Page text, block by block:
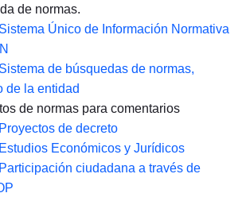
de normas.
Único de Información Normativa
de búsquedas de normas,
de la entidad
de normas para comentarios
de decreto
Económicos y Jurídicos
ciudadana a través de